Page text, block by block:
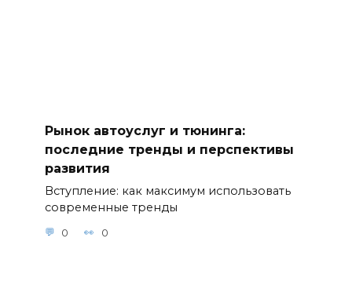
Рынок автоуслуг и тюнинга:
последние тренды и перспективы
развития
Вступление: как максимум использовать
современные тренды
0 0